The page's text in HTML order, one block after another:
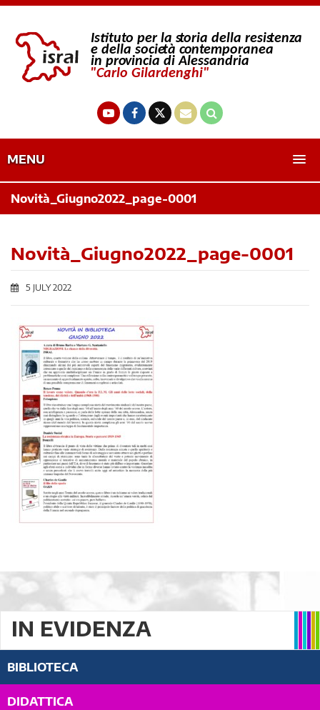
MENU
Novità_Giugno2022_page-0001
Novità_Giugno2022_page-0001
5 JULY 2022
IN EVIDENZA
BIBLIOTECA
DIDATTICA